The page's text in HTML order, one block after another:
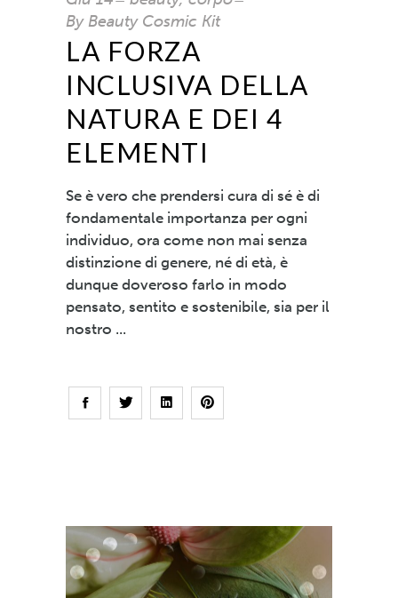
By Beauty Cosmic Kit
LA FORZA
INCLUSIVA DELLA
NATURA E DEI 4
ELEMENTI
Se è vero che prendersi cura di sé è di
fondamentale importanza per ogni
individuo, ora come non mai senza
distinzione di genere, né di età, è
dunque doveroso farlo in modo
pensato, sentito e sostenibile, sia per il
nostro